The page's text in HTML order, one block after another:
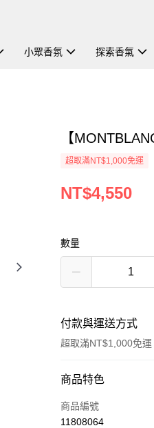
小眾香氛 探索香氣
【
超取滿NT$1,000免運
NT$4,550
數量
付款與運送方式
超取滿NT$1,000免運
付款方式
信用卡一次付款
商品特色
商品編號
11808064